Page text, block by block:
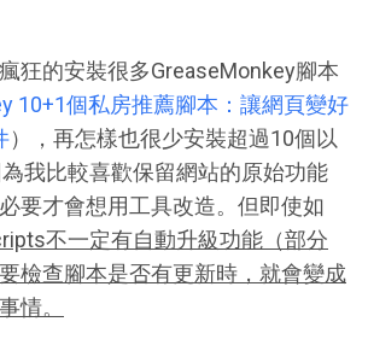
狂的安裝很多GreaseMonkey腳本
10+1個私房推薦腳本：讓網頁變好
），再怎樣也很少安裝超過10個以
我比較喜歡保留網站的原始功能
要才會想用工具改造。但即使如
不一定有自動升級功能（部分
檢查腳本是否有更新時，就會變成
情。